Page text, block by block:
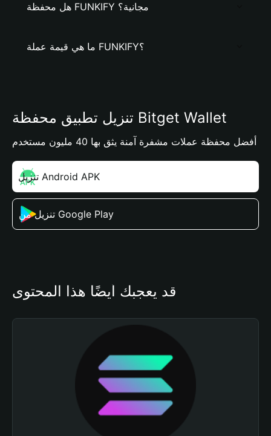
هل محفظة FUNKIFY مجانية؟
ما هي قيمة عملة FUNKIFY؟
تنزيل تطبيق محفظة Bitget Wallet
أفضل محفظة عملات مشفرة آمنة يثق بها 40 مليون مستخدم
تنزيل Android APK
تنزيل من Google Play
قد يعجبك أيضًا هذا المحتوى